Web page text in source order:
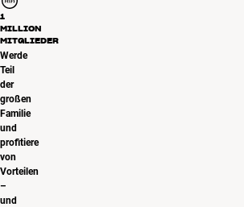
1
MILLION
MITGLIEDER
Werde
Teil
der
großen
Familie
und
profitiere
von
Vorteilen
–
und